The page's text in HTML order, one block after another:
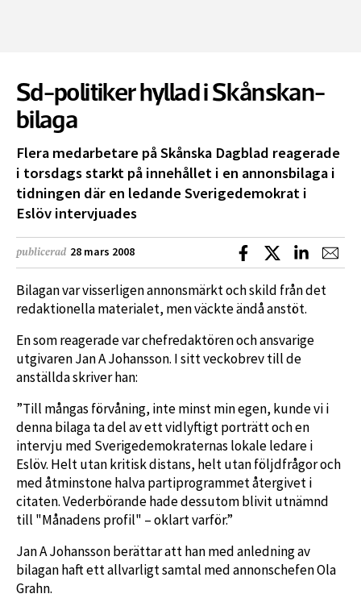
Sd-politiker hyllad i Skånskan-
bilaga
Flera medarbetare på Skånska Dagblad reagerade
i torsdags starkt på innehållet i en annonsbilaga i
tidningen där en ledande Sverigedemokrat i
Eslöv intervjuades
publicerad 28 mars 2008 Dela på Facebook
Dela på XDela på
Bilagan var visserligen annonsmärkt och skild från det
redaktionella materialet, men väckte ändå anstöt.
En som reagerade var chefredaktören och ansvarige
utgivaren Jan A Johansson. I sitt veckobrev till de
anställda skriver han:
”Till mångas förvåning, inte minst min egen, kunde vi i
denna bilaga ta del av ett vidlyftigt porträtt och en
intervju med Sverigedemokraternas lokale ledare i
Eslöv. Helt utan kritisk distans, helt utan följdfrågor och
med åtminstone halva partiprogrammet återgivet i
citaten. Vederbörande hade dessutom blivit utnämnd
till "Månadens profil" – oklart varför.”
Jan A Johansson berättar att han med anledning av
bilagan haft ett allvarligt samtal med annonschefen Ola
Grahn.